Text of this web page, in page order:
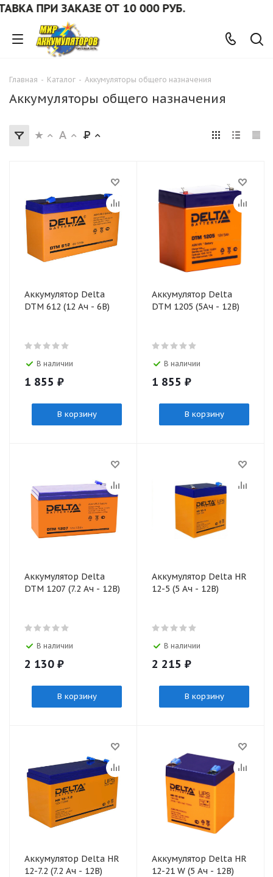
ПРИ ЗАКАЗЕ ОТ 10 000 РУБ.
Главная - Каталог - Аккумуляторы общего назначения
Аккумуляторы общего назначения
Аккумулятор Delta
DTM 612 (12 Ач - 6В)
В наличии
1 855 ₽
В корзину
Аккумулятор Delta
DTM 1205 (5Ач - 12В)
В наличии
1 855 ₽
В корзину
Аккумулятор Delta
DTM 1207 (7.2 Ач - 12В)
В наличии
2 130 ₽
В корзину
Аккумулятор Delta HR
12-5 (5 Ач - 12В)
В наличии
2 215 ₽
В корзину
Аккумулятор Delta HR
12-7.2 (7.2 Ач - 12В)
Аккумулятор Delta HR
12-21 W (5 Ач - 12В)